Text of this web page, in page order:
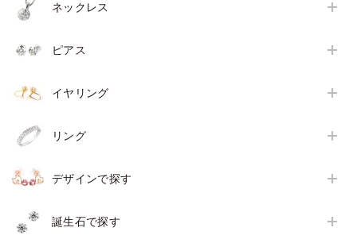
ネックレス
ピアス
イヤリング
リング
デザインで探す
誕生石で探す